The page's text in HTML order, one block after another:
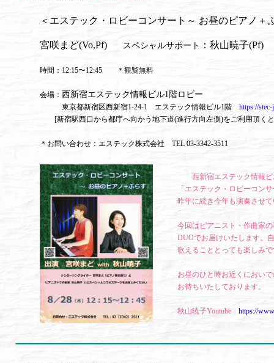
＜エステック・ロビーコンサート～ お昼のピアノ＋
宮咲まど(Vo,Pf) スペシャルサポート ：秋山暁子(Pf)
時間：12:15〜12:45 ＊観覧無料
会場： 西新宿エステック情報ビル1階ロビー
東京都新宿区西新宿1-24-1 エステック情報ビル1階 https://
[新宿駅西口から都庁へ向かう地下道(進行方向左側)をご利用頂く
＊お問い合わせ：エステック株式会社 TEL 03-3342-3511
西新宿エステック情報ビ
「エステック・ロビーコン
昨年に続き今年も演奏させ
今回はピアニスト・作曲家
DUOでお届けいたします。
歌えることとっても楽しみ
お昼のひと時お近くにおい
お待ちいたしております。
秋山暁子Youtube https://